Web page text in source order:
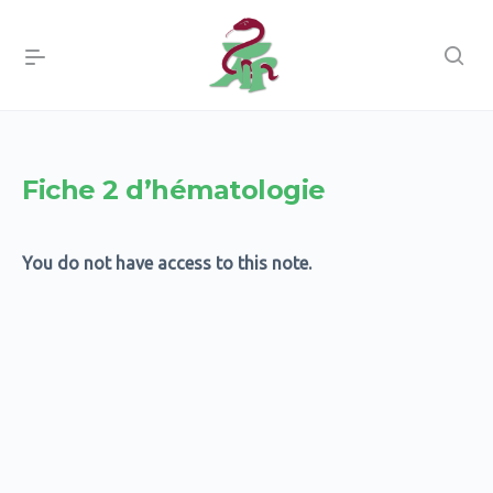
Fiche 2 d’hématologie
You do not have access to this note.